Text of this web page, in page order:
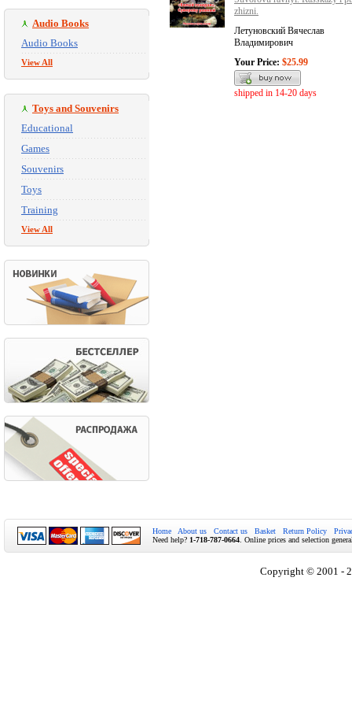
Audio Books
Audio Books
View All
Toys and Souvenirs
Educational
Games
Souvenirs
Toys
Training
View All
zhizni.
Летуновский Вячеслав
Владимирович
Your Price: $25.99
shipped in 14-20 days
Home About us Contact us Basket Return Policy
Need help? 1-718-787-0664 . Online prices and selection
Copyright © 2001 -